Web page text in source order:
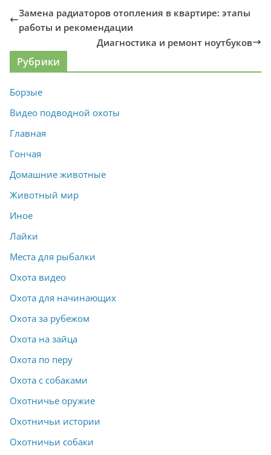
Замена радиаторов отопления в квартире: этапы
работы и рекомендации
Диагностика и ремонт ноутбуков
Рубрики
Борзые
Видео подводной охоты
Главная
Гончая
Домашние животные
Животный мир
Иное
Лайки
Места для рыбалки
Охота видео
Охота для начинающих
Охота за рубежом
Охота на зайца
Охота по перу
Охота с собаками
Охотничье оружие
Охотничьи истории
Охотничьи собаки